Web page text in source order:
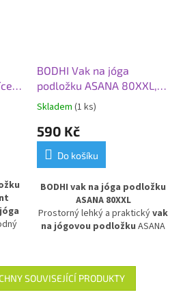
a
ve
BODHI Vak na jóga
podložku ASANA 80XXL,
zelená tmavá
Skladem (1 ks)
590 Kč
Do košíku
BODHI vak na jóga podložku
ASANA 80XXL
Prostorný lehký a praktickývak
na jógovou podložku ASANA
omyvatelného materiálu
chrání podložku před vlhkostí a
nečistotami. Ideální pro
SOUVISEJÍCÍ PRODUKTY